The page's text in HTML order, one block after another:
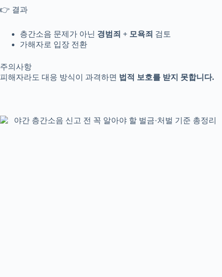
👉 결과
층간소음 문제가 아닌 경범죄 + 모욕죄 검토
가해자로 입장 전환
주의사항
피해자라도 대응 방식이 과격하면 법적 보호를 받지 못합니다.